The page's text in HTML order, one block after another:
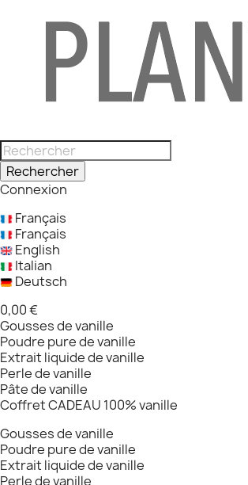
Rechercher
Connexion
Français
Français
English
Italian
Deutsch
0,00 €
Gousses de vanille
Poudre pure de vanille
Extrait liquide de vanille
Perle de vanille
Pâte de vanille
Coffret CADEAU 100% vanille
Gousses de vanille
Poudre pure de vanille
Extrait liquide de vanille
Perle de vanille